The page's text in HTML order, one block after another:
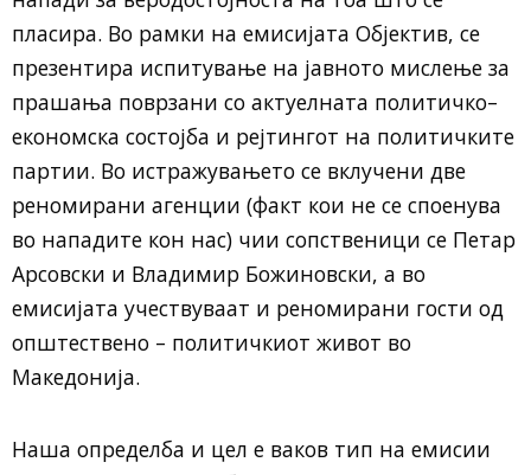
пласира. Во рамки на емисијата Објектив, се
презентира испитување на јавното мислење за
прашања поврзани со актуелната политичко–
економска состојба и рејтингот на политичките
партии. Во истражувањето се вклучени две
реномирани агенции (факт кои не се споенува
во нападите кон нас) чии сопственици се Петар
Арсовски и Владимир Божиновски, а во
емисијата учествуваат и реномирани гости од
општествено – политичкиот живот во
Македонија.
Наша определба и цел е ваков тип на емисии